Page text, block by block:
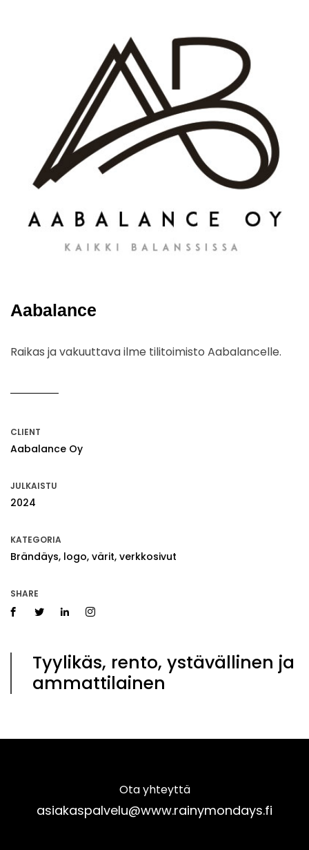
Aabalance
Raikas ja vakuuttava ilme tilitoimisto Aabalancelle.
CLIENT
Aabalance Oy
JULKAISTU
2024
KATEGORIA
Brändäys, logo, värit, verkkosivut
SHARE
Tyylikäs, rento, ystävällinen ja
ammattilainen
Ota yhteyttä
asiakaspalvelu@www.rainymondays.fi